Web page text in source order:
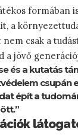
formában
a
csak a
a jövő
és a kutatás
csupán
épít a